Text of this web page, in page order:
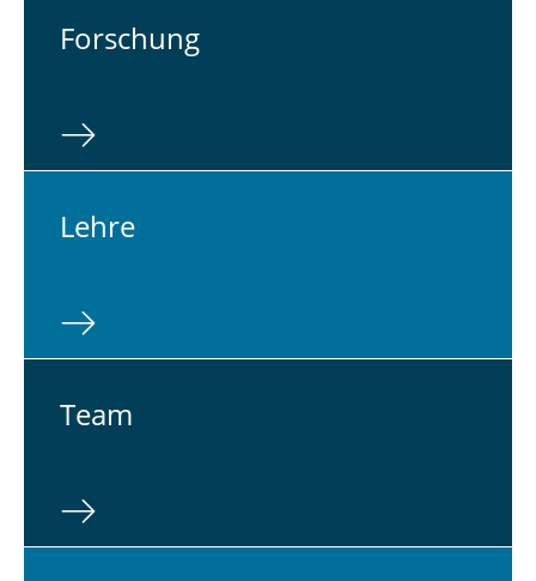
For­schung
Lehre
Team